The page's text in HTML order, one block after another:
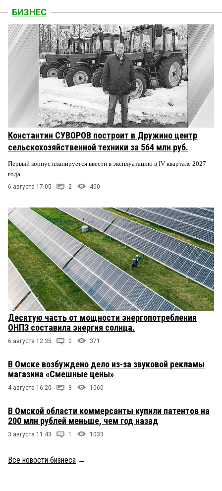
БИЗНЕС
Константин СУВОРОВ построит в Дружино центр
сельскохозяйственной техники за 564 млн руб.
Первый корпус планируется ввести в эксплуатацию в IV квартале 2027
года
6 августа 17:05 2 400
Десятую часть от мощности энергопотребления
ОНПЗ составила энергия солнца.
6 августа 12:35 0 371
В Омске возбуждено дело из-за звуковой рекламы
магазина «Смешные цены»
4 августа 16:20 3 1060
В Омской области коммерсанты купили патентов на
200 млн рублей меньше, чем год назад
3 августа 11:43 1 1033
Все новости бизнеса →